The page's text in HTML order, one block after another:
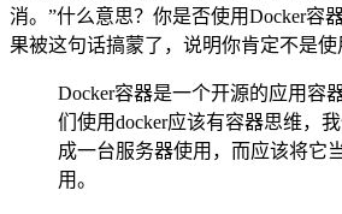
消。”什么意思？你是否使用Docker容
果被这句话搞蒙了，说明你肯定不是使
Docker容器是一个开源的应用容
们使用docker应该有容器思维，
成一台服务器使用，而应该将它
用。